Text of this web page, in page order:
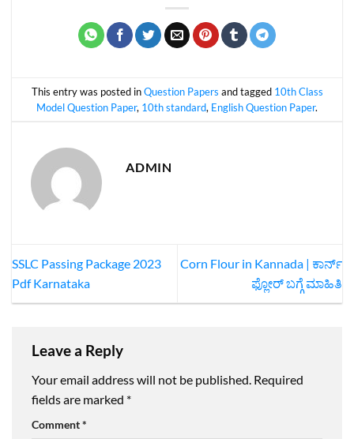
This entry was posted inQuestion Papers and tagged 10th Class
Model Question Paper, 10th standard, English Question Paper.
ADMIN
SSLC Passing Package 2023
Pdf Karnataka
Corn Flour in Kannada | ಕಾರ್ನ್
ಫ್ಲೋರ್ ಬಗ್ಗೆ ಮಾಹಿತಿ
Leave a Reply
Your email address will not be published. Required
fields are marked *
Comment*